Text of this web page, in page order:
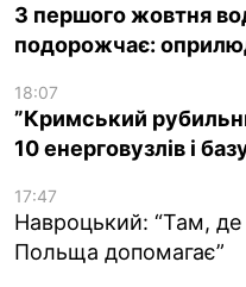
З першого жовтня
подорожчає:
18:07
”Кримський
10 енерговузлів і
17:47
Навроцький: “Там,
Польща допомагає”